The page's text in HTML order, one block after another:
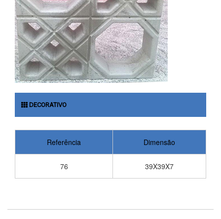
DECORATIVO
Referência Dimensão
76 39X39X7